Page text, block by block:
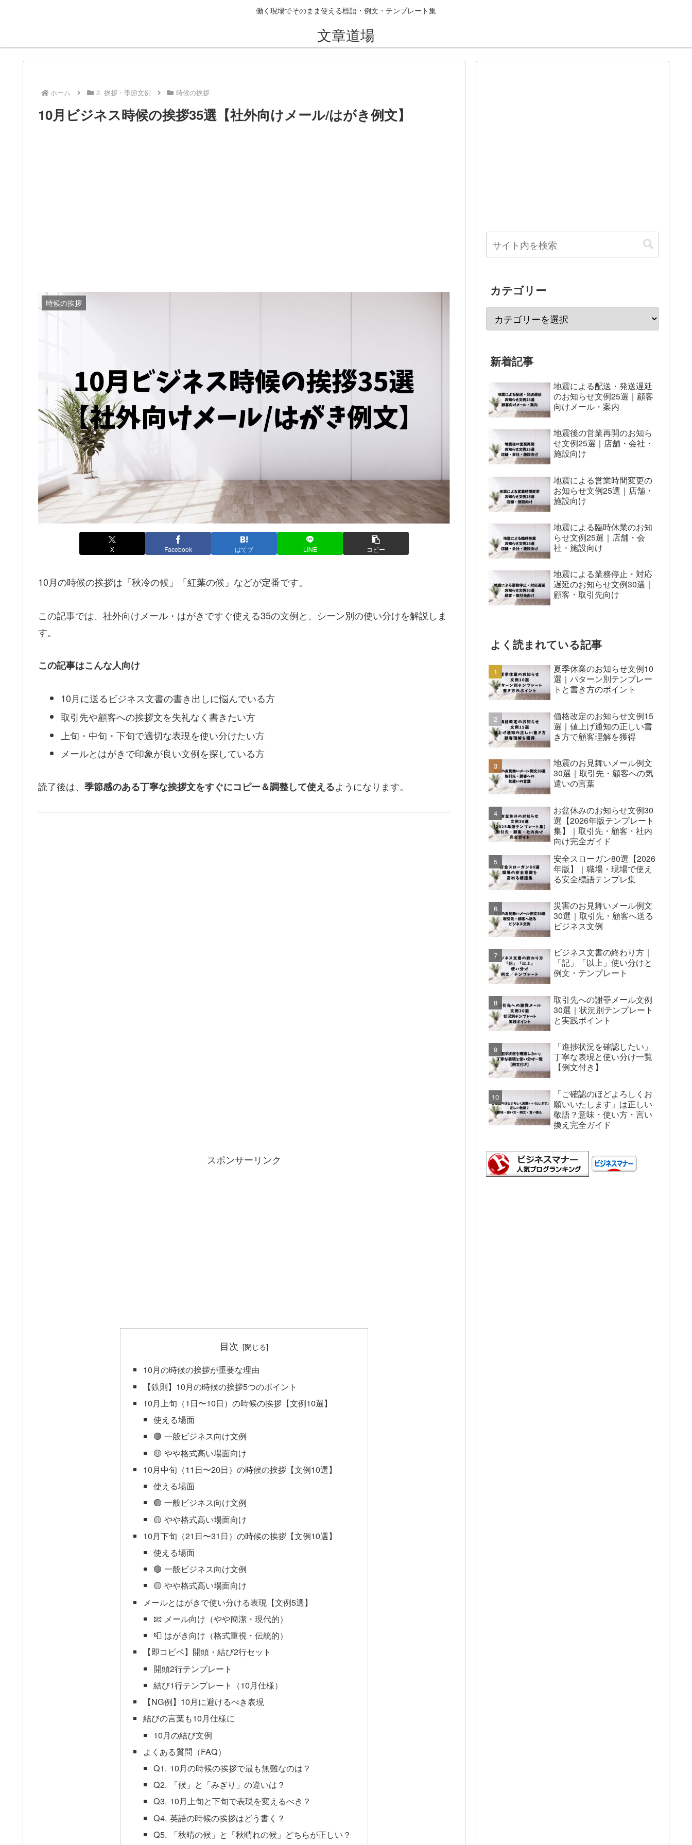
働く現場でそのまま使える標語・例文・テンプレート集
文章道場
ホーム 2. 挨拶・季節文例 時候の挨拶
10月ビジネス時候の挨拶35選【社外向けメール/はがき例文】
時候の挨拶
X Facebook はてブ LINE コピー
10月の時候の挨拶は「秋冷の候」「紅葉の候」などが定番です。
この記事では、社外向けメール・はがきですぐ使える35の文例と、シーン別の使い分けを解説しま
す。
この記事はこんな人向け
10月に送るビジネス文書の書き出しに悩んでいる方
取引先や顧客への挨拶文を失礼なく書きたい方
上旬・中旬・下旬で適切な表現を使い分けたい方
メールとはがきで印象が良い文例を探している方
読了後は、 季節感のある丁寧な挨拶文をすぐにコピー＆調整して使えるようになります。
スポンサーリンク
目次
10月の時候の挨拶が重要な理由
【鉄則】10月の時候の挨拶5つのポイント
10月上旬（1日〜10日）の時候の挨拶【文例10選】
使える場面
🟢 一般ビジネス向け文例
🟡 やや格式高い場面向け
10月中旬（11日〜20日）の時候の挨拶【文例10選】
使える場面
🟢 一般ビジネス向け文例
🟡 やや格式高い場面向け
10月下旬（21日〜31日）の時候の挨拶【文例10選】
使える場面
🟢 一般ビジネス向け文例
🟡 やや格式高い場面向け
メールとはがきで使い分ける表現【文例5選】
📧 メール向け（やや簡潔・現代的）
📮 はがき向け（格式重視・伝統的）
【即コピペ】開頭・結び2行セット
開頭2行テンプレート
結び1行テンプレート（10月仕様）
【NG例】10月に避けるべき表現
結びの言葉も10月仕様に
10月の結び文例
よくある質問（FAQ）
Q1. 10月の時候の挨拶で最も無難なのは？
Q2. 「候」と「みぎり」の違いは？
Q3. 10月上旬と下旬で表現を変えるべき？
Q4. 英語の時候の挨拶はどう書く？
Q5. 「秋晴の候」と「秋晴れの候」どちらが正しい？
カテゴリー
新着記事
地震による配送・発送遅延
のお知らせ文例25選｜顧客
向けメール・案内
地震後の営業再開のお知ら
せ文例25選｜店舗・会社・
施設向け
地震による営業時間変更の
お知らせ文例25選｜店舗・
施設向け
地震による臨時休業のお知
らせ文例25選｜店舗・会
社・施設向け
地震による業務停止・対応
遅延のお知らせ文例30選｜
顧客・取引先向け
よく読まれている記事
夏季休業のお知らせ文例10
選｜パターン別テンプレー
トと書き方のポイント
価格改定のお知らせ文例15
選｜値上げ通知の正しい書
き方で顧客理解を獲得
地震のお見舞いメール例文
30選｜取引先・顧客への気
遣いの言葉
お盆休みのお知らせ文例30
選【2026年版テンプレート
集】｜取引先・顧客・社内
向け完全ガイド
安全スローガン80選【2026
年版】｜職場・現場で使え
る安全標語テンプレ集
災害のお見舞いメール例文
30選｜取引先・顧客へ送る
ビジネス文例
ビジネス文書の終わり方｜
「記」「以上」使い分けと
例文・テンプレート
取引先への謝罪メール文例
30選｜状況別テンプレート
と実践ポイント
「進捗状況を確認したい」
丁寧な表現と使い分け一覧
【例文付き】
「ご確認のほどよろしくお
願いいたします」は正しい
敬語？意味・使い方・言い
換え完全ガイド